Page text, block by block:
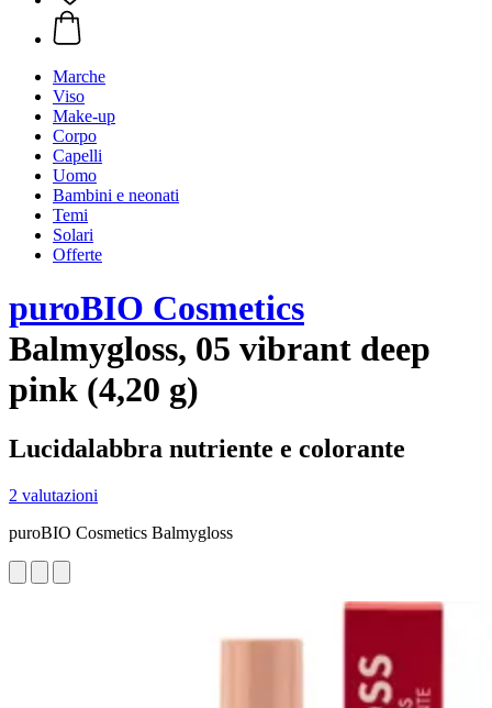
Marche
Viso
Make-up
Corpo
Capelli
Uomo
Bambini e neonati
Temi
Solari
Offerte
puroBIO Cosmetics
Balmygloss, 05 vibrant deep
pink (4,20 g)
Lucidalabbra nutriente e colorante
2 valutazioni
puroBIO Cosmetics Balmygloss